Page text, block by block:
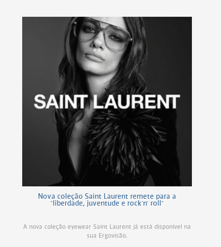
Nova coleção Saint Laurent remete para a
"liberdade, juventude e rock'n' roll"
A nova coleção eyewear Saint Laurent já está disponível na
sua Ergovisão.